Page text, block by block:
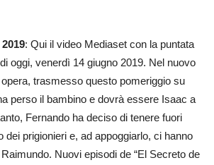
: Qui il video Mediaset con la puntata
oggi, venerdì 14 giugno 2019. Nel nuovo
trasmesso questo pomeriggio su
perso il bambino e dovrà essere Isaac a
Fernando ha deciso di tenere fuori
dei prigionieri e, ad appoggiarlo, ci hanno
Nuovi episodi de “El Secreto de